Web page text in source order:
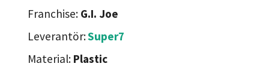
Franchise: G.I. Joe
Leverantör:Super7
Material: Plastic